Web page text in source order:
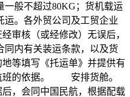
般不超过80KG；货机载运
运。各外贸公司及工贸企业
审核（或经修改）无误后，
同内有关装运条款，以及货
等填写《托运单》并提供有
班的依据。 安排货舱。
，会同中国民航，根据配载